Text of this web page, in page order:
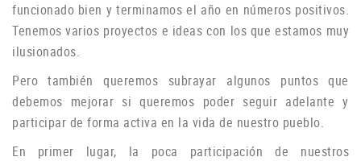
funcionado bien y terminamos el año en números positivos.
Tenemos varios proyectos e ideas con los que estamos muy
ilusionados.
Pero también queremos subrayar algunos puntos que
debemos mejorar si queremos poder seguir adelante y
participar de forma activa en la vida de nuestro pueblo.
En primer lugar, la poca participación de nuestros